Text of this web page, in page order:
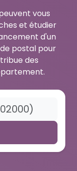
vous
et étudier
d'un
postal pour
des